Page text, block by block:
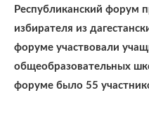
Республиканский форум
избирателя из
форуме участвовали
общеобразовательных
форуме было 55